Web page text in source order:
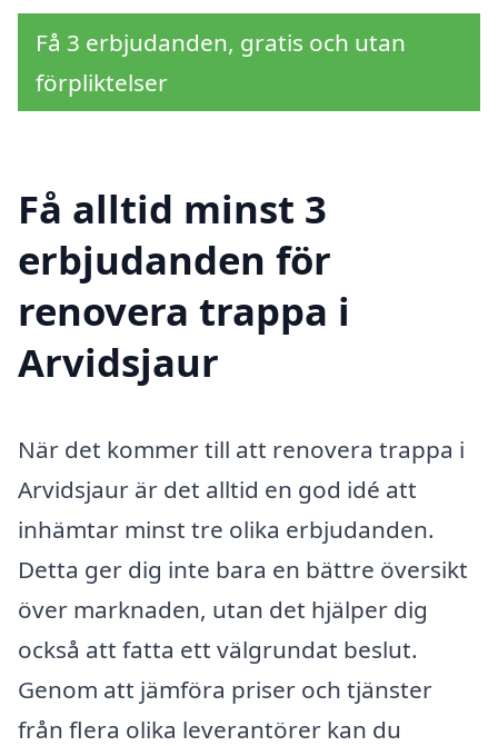
Få 3 erbjudanden, gratis och utan
förpliktelser
Få alltid minst 3
erbjudanden för
renovera trappa i
Arvidsjaur
När det kommer till att renovera trappa i
Arvidsjaur är det alltid en god idé att
inhämtar minst tre olika erbjudanden.
Detta ger dig inte bara en bättre översikt
över marknaden, utan det hjälper dig
också att fatta ett välgrundat beslut.
Genom att jämföra priser och tjänster
från flera olika leverantörer kan du